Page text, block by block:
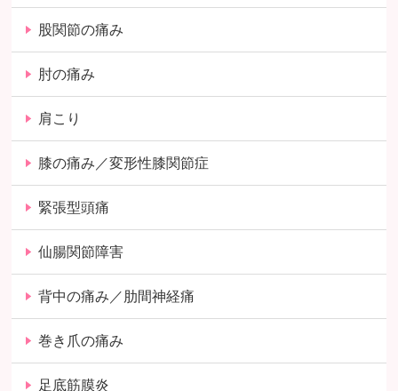
股関節の痛み
肘の痛み
肩こり
膝の痛み／変形性膝関節症
緊張型頭痛
仙腸関節障害
背中の痛み／肋間神経痛
巻き爪の痛み
足底筋膜炎